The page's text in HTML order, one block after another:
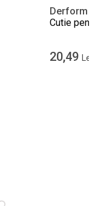
Derform
Cutie
20,49 Lei